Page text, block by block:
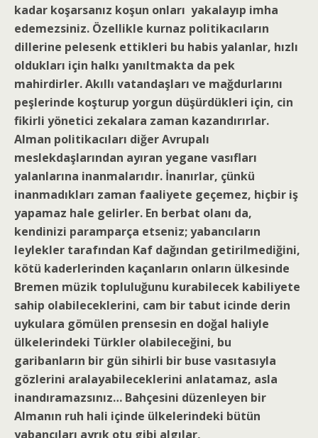
kadar koşarsanız koşun onları yakalayıp imha
edemezsiniz. Özellikle kurnaz politikacıların
dillerine pelesenk ettikleri bu habis yalanlar, hızlı
oldukları için halkı yanıltmakta da pek
mahirdirler. Akıllı vatandaşları ve mağdurlarını
peşlerinde koşturup yorgun düşürdükleri için, cin
fikirli yönetici zekalara zaman kazandırırlar.
Alman politikacıları diğer Avrupalı
meslekdaşlarından ayıran yegane vasıfları
yalanlarına inanmalarıdır. İnanırlar, çünkü
inanmadıkları zaman faaliyete geçemez, hiçbir iş
yapamaz hale gelirler. En berbat olanı da,
kendinizi paramparça etseniz; yabancıların
leylekler tarafından Kaf dağından getirilmediğini,
kötü kaderlerinden kaçanların onların ülkesinde
Bremen müzik topluluğunu kurabilecek kabiliyete
sahip olabileceklerini, cam bir tabut icinde derin
uykulara gömülen prensesin en doğal haliyle
ülkelerindeki Türkler olabileceğini, bu
garibanların bir gün sihirli bir buse vasıtasıyla
gözlerini aralayabileceklerini anlatamaz, asla
inandıramazsınız… Bahçesini düzenleyen bir
Almanın ruh hali içinde ülkelerindeki bütün
yabancıları ayrık otu gibi algılar,